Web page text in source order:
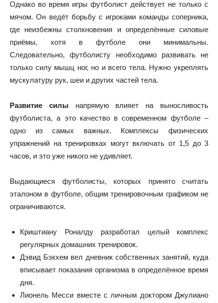
Однако во время игры футболист действует не только с
мячом. Он ведёт борьбу с игроками команды соперника,
где неизбежны столкновения и определённые силовые
приёмы, хотя в футболе они минимальны.
Следовательно, футболисту необходимо развивать не
только силу мышц ног, но и всего тела. Нужно укреплять
мускулатуру рук, шеи и других частей тела.
Развитие силы напрямую влияет на выносливость
футболиста, а это качество в современном футболе –
одно из самых важных. Комплексы физических
упражнений на тренировках могут включать от 1,5 до 3
часов, и это уже никого не удивляет.
Выдающиеся футболисты, которых принято считать
эталоном в футболе, общим тренировочным графиком не
ограничиваются.
Криштиану Роналду разработал целый комплекс
регулярных домашних тренировок.
Дэвид Бэкхем вел дневник собственных занятий, куда
вписывает показания организма в определённое время
дня.
Лионель Месси вместе с личным доктором Джулиано